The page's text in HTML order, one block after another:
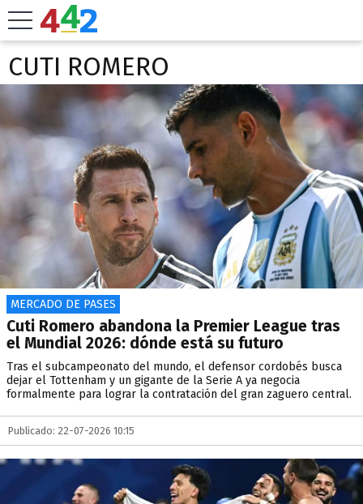
CUTI ROMERO
MERCADO DE PASES
Cuti Romero abandona la Premier League tras
el Mundial 2026: dónde está su futuro
Tras el subcampeonato del mundo, el defensor cordobés busca
dejar el Tottenham y un gigante de la Serie A ya negocia
formalmente para lograr la contratación del gran zaguero central.
Publicado: 22-07-2026 10:15